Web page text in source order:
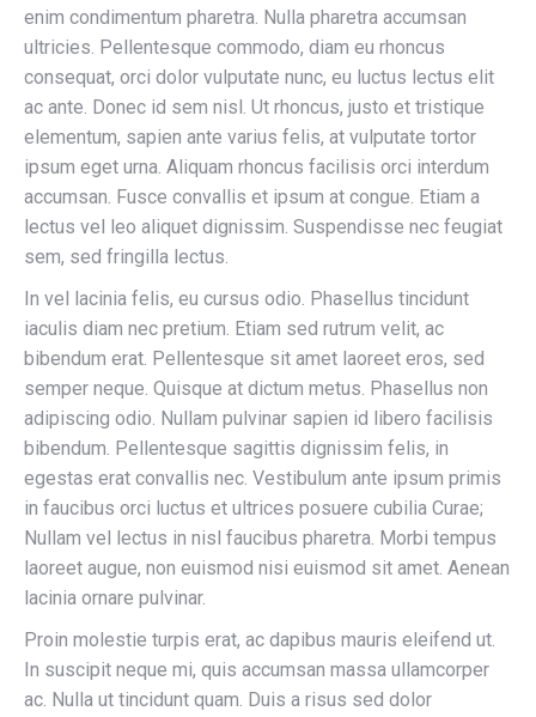
enim condimentum pharetra. Nulla pharetra accumsan
ultricies. Pellentesque commodo, diam eu rhoncus
consequat, orci dolor vulputate nunc, eu luctus lectus elit
ac ante. Donec id sem nisl. Ut rhoncus, justo et tristique
elementum, sapien ante varius felis, at vulputate tortor
ipsum eget urna. Aliquam rhoncus facilisis orci interdum
accumsan. Fusce convallis et ipsum at congue. Etiam a
lectus vel leo aliquet dignissim. Suspendisse nec feugiat
sem, sed fringilla lectus.
In vel lacinia felis, eu cursus odio. Phasellus tincidunt
iaculis diam nec pretium. Etiam sed rutrum velit, ac
bibendum erat. Pellentesque sit amet laoreet eros, sed
semper neque. Quisque at dictum metus. Phasellus non
adipiscing odio. Nullam pulvinar sapien id libero facilisis
bibendum. Pellentesque sagittis dignissim felis, in
egestas erat convallis nec. Vestibulum ante ipsum primis
in faucibus orci luctus et ultrices posuere cubilia Curae;
Nullam vel lectus in nisl faucibus pharetra. Morbi tempus
laoreet augue, non euismod nisi euismod sit amet. Aenean
lacinia ornare pulvinar.
Proin molestie turpis erat, ac dapibus mauris eleifend ut.
In suscipit neque mi, quis accumsan massa ullamcorper
ac. Nulla ut tincidunt quam. Duis a risus sed dolor